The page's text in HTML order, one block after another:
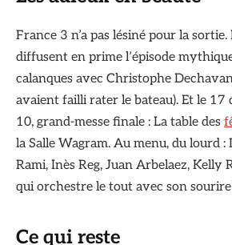
France 3 n’a pas lésiné pour la
diffusent en prime l’épisode
calanques avec Christophe
avaient failli rater le bateau). Et le 17
10, grand-messe finale : La table des
la Salle Wagram. Au menu, du lourd
Rami, Inès Reg, Juan Arbelaez,
qui orchestre le tout avec son
Ce qui reste